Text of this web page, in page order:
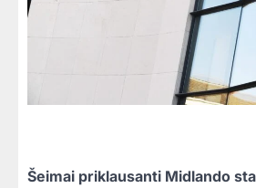
Šeimai priklausanti Midlando